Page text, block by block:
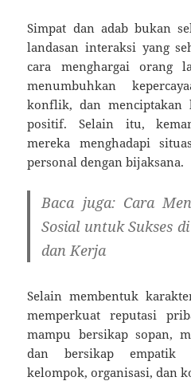
Simpat dan adab bukan
landasan interaksi yang
cara menghargai orang
menumbuhkan
konflik, dan menciptakan
positif. Selain itu,
mereka menghadapi
personal dengan bijaksana.
Baca juga: Cara
Sosial untuk Sukses
dan Kerja
Selain membentuk
memperkuat reputasi
mampu bersikap sopan,
dan bersikap empatik
kelompok, organisasi, dan